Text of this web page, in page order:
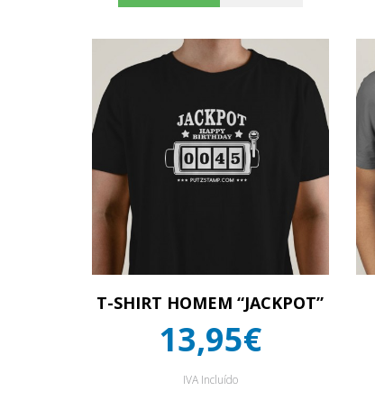
T-SHIRT HOMEM “JACKPOT”
13,95€
IVA Incluído